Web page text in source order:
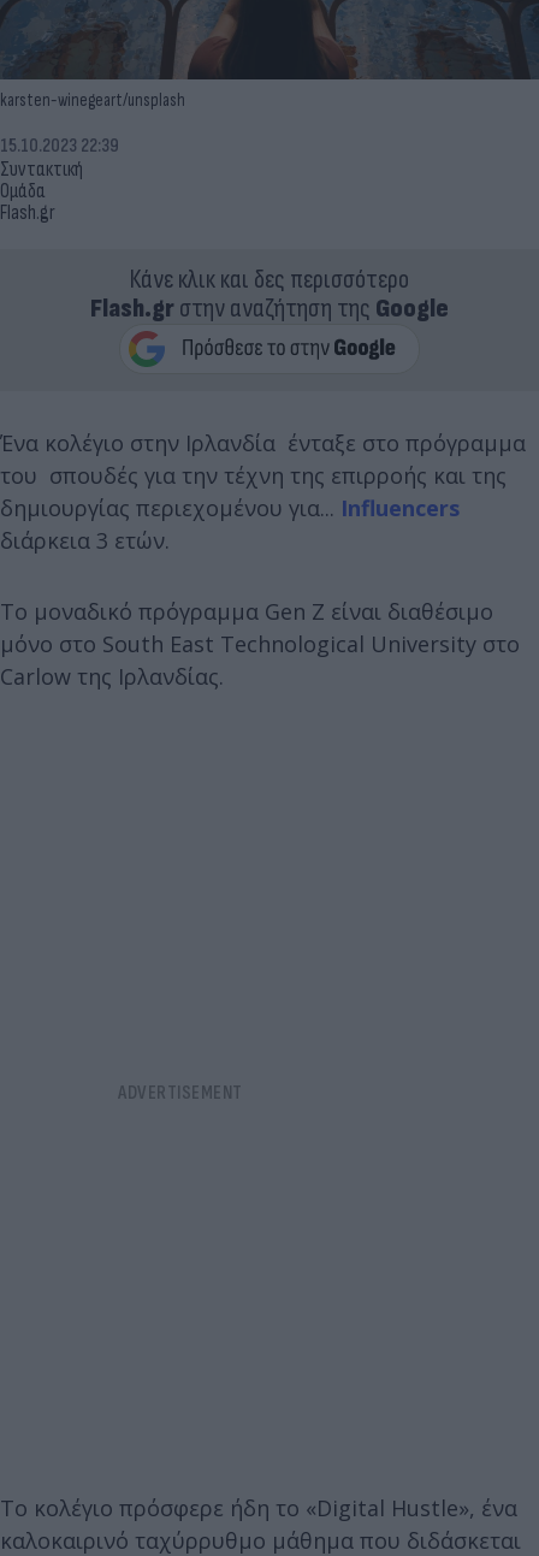
karsten-winegeart/unsplash
Συντακτική
Ομάδα
Flash.gr
15.10.2023 22:39
Κάνε κλικ και δες περισσότερο
Flash.grστην αναζήτηση της Google
Ένα κολέγιο στην Ιρλανδία ένταξε στο πρόγραμμα
του σπουδές για την τέχνη της επιρροής και της
δημιουργίας περιεχομένου για... Influencers
διάρκεια 3 ετών.
Το μοναδικό πρόγραμμα Gen Z είναι διαθέσιμο
μόνο στο South East Technological University στο
Carlow της Ιρλανδίας.
Το κολέγιο πρόσφερε ήδη το «Digital Hustle», ένα
καλοκαιρινό ταχύρρυθμο μάθημα που διδάσκεται